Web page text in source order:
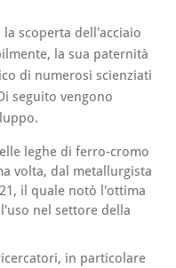
scoperta dell'acciaio
la sua paternità
di numerosi scienziati
seguito vengono
leghe di ferro-cromo
volta, dal metallurgista
il quale notò l'ottima
nel settore della
in particolare